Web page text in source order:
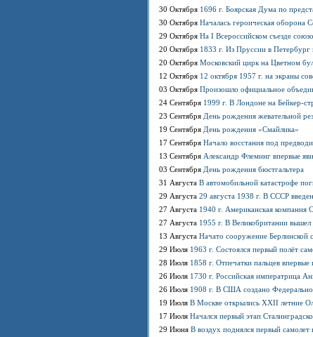
30 Октября 1696 г. Боярская Дума по
30 Октября Началась героическая оборона
29 Октября На I Всероссийском съезде
20 Октября 1833 г. Из Пруссии в
20 Октября Московский цирк на Цветном
12 Октября 12 октября 1957 г. на экраны
03 Октября Произошло официальное
24 Сентября 1999 г. В Лондоне на Бейкер-
23 Сентября День рождения жевательной
19 Сентября День рождения «Смайлика»
17 Сентября Начало восстания под
13 Сентября Александр Флеминг впервые
03 Сентября День рождения бюстгальтера
31 Августа В автомобильной катастрофе
29 Августа 29 августа 1938 г. В СССР
27 Августа 1940 г. Американская компания
27 Августа 1955 г. В Великобритании вышел
13 Августа Начато сооружение Берлинской
29 Июля 1963 г. Состоялся первый полёт
28 Июля 1858 г. Отпечатки пальцев
26 Июля 1730 г. Российская императрица
26 Июля 1908 г. В США создано
19 Июля В Москве открылись XXII летние
17 Июля Начался первый этап
29 Июня В воздух поднялся первый самолет